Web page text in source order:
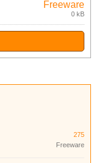
Freeware
0 kB
275
Freeware